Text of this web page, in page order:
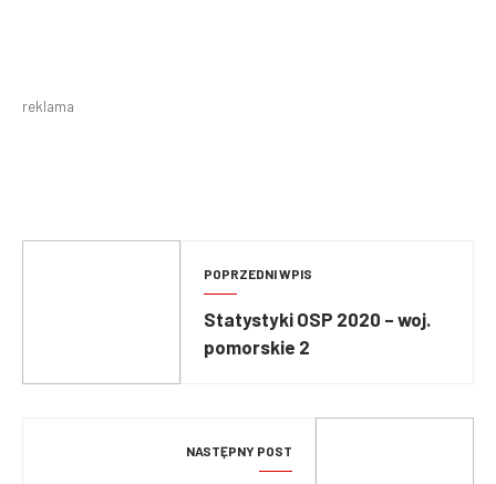
reklama
POPRZEDNI WPIS
Statystyki OSP 2020 – woj.
pomorskie 2
NASTĘPNY POST